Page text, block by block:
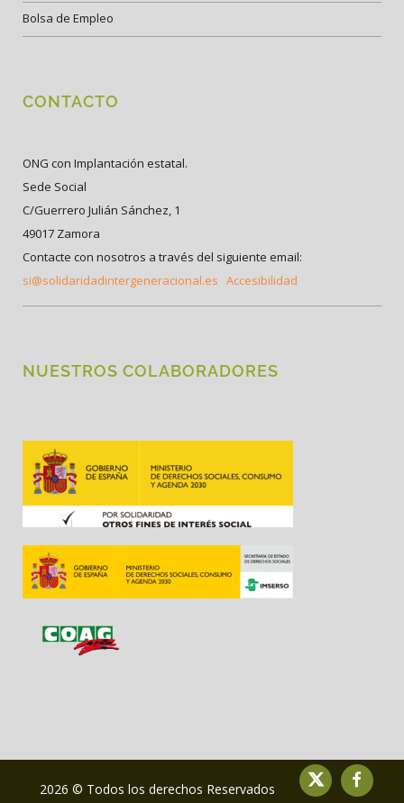
Bolsa de Empleo
CONTACTO
ONG con Implantación estatal.
Sede Social
C/Guerrero Julián Sánchez, 1
49017 Zamora
Contacte con nosotros a través del siguiente email:
si@solidaridadintergeneracional.es Accesibilidad
NUESTROS COLABORADORES
2026 © Todos los derechos Reservados